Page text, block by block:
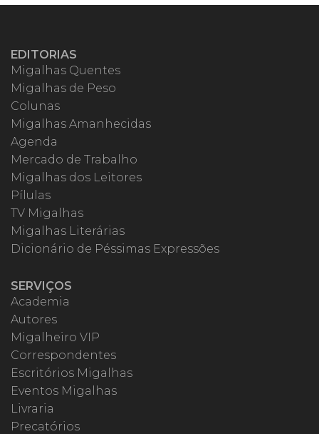
EDITORIAS
Migalhas Quentes
Migalhas de Peso
Colunas
Migalhas Amanhecidas
Agenda
Mercado de Trabalho
Migalhas dos Leitores
Pílulas
TV Migalhas
Migalhas Literárias
Dicionário de Péssimas Expressões
SERVIÇOS
Academia
Autores
Migalheiro VIP
Correspondentes
Escritórios Migalhas
Eventos Migalhas
Livraria
Precatórios